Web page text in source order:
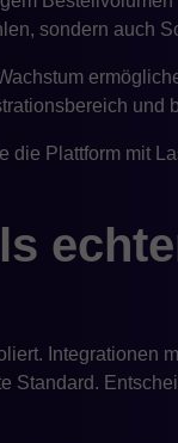
sondern auch
und
die Plattform mit
Integrationen
Standard.